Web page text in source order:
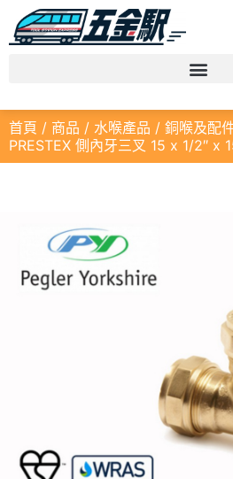
首頁 / 商品 / 水喉產品 / 銅喉及配
PRESTEX 側內牙三叉 15 x 1/2″ x